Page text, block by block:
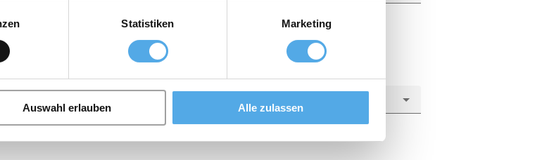
Statistiken Marketing
Auswahl erlauben Alle zulassen